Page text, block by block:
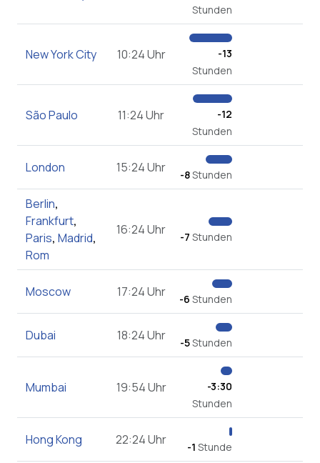
Stunden
New York City 10:24 Uhr
-13
Stunden
São Paulo 11:24 Uhr
-12
Stunden
London 15:24 Uhr -8Stunden
Berlin,
Frankfurt,
Paris, Madrid,
Rom
16:24 Uhr -7 Stunden
Moscow 17:24 Uhr -6 Stunden
Dubai 18:24 Uhr -5Stunden
Mumbai 19:54 Uhr
-3:30
Stunden
Hong Kong 22:24 Uhr -1 Stunde